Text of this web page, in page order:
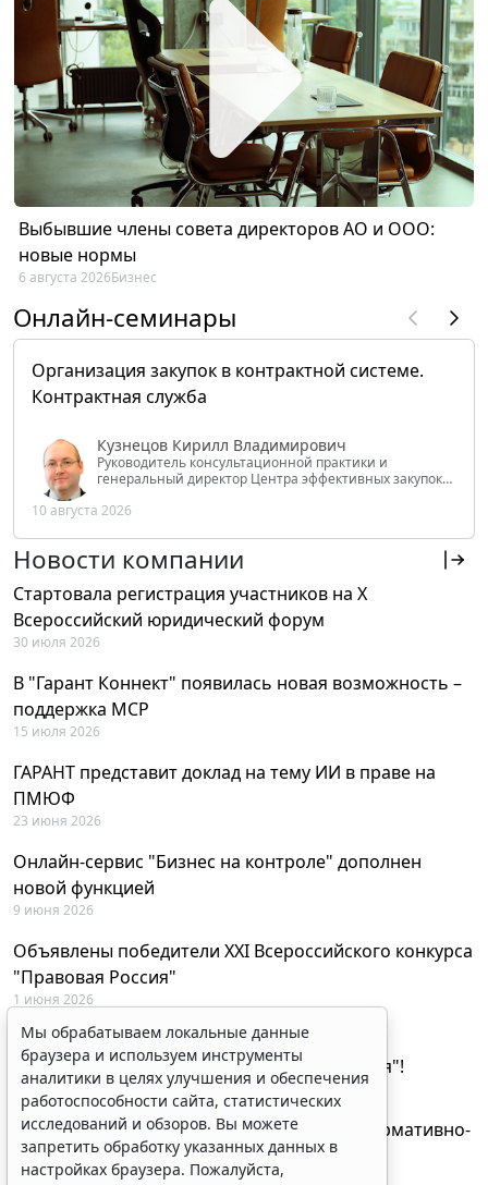
Выбывшие члены совета директоров АО и ООО:
новые нормы
6 августа 2026Бизнес
Онлайн-семинары
Организация закупок в контрактной системе.
Контрактная служба
Кузнецов Кирилл Владимирович
Руководитель консультационной практики и
генеральный директор Центра эффективных закупок
РФ
10 августа 2026
Новости компании
Стартовала регистрация участников на X
Всероссийский юридический форум
30 июля 2026
В "Гарант Коннект" появилась новая возможность –
поддержка MCP
15 июля 2026
ГАРАНТ представит доклад на тему ИИ в праве на
ПМЮФ
23 июня 2026
Онлайн-сервис "Бизнес на контроле" дополнен
новой функцией
9 июня 2026
Объявлены победители XXI Всероссийского конкурса
"Правовая Россия"
1 июня 2026
29 мая будут объявлены лауреаты XXI
Всероссийского конкурса "Правовая Россия"!
27 мая 2026
AI-ассистент Искра теперь анализирует нормативно-
техническую документацию
28 апреля 2026
Мы обрабатываем локальные данные
браузера и используем инструменты
аналитики в целях улучшения и обеспечения
работоспособности сайта, статистических
исследований и обзоров. Вы можете
запретить обработку указанных данных в
настройках браузера. Пожалуйста,